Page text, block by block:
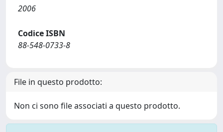
2006
Codice ISBN
88-548-0733-8
File in questo prodotto:
Non ci sono file associati a questo prodotto.